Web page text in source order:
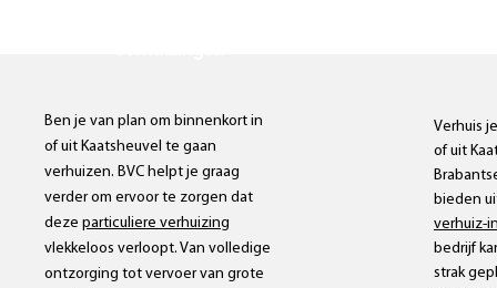
Ben je van plan om binnenkort in
of uit Kaatsheuvel te gaan
verhuizen. BVC helpt je graag
verder om ervoor te zorgen dat
deze particuliere verhuizing
vlekkeloos verloopt. Van volledige
ontzorging tot vervoer van grote
Verhuis
of uit
bieden
verhuiz-
bedrijf
strak